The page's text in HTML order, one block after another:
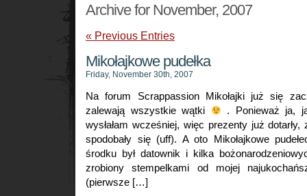
Archive for November, 2007
« Previous Entries
Mikołajkowe pudełka
Friday, November 30th, 2007
Na forum Scrappassion Mikołajki już się
zalewają wszystkie wątki
. Ponieważ ja,
wysłałam wcześniej, więc prezenty już dotarły,
spodobały się (uff). A oto Mikołajkowe
środku był datownik i kilka
zrobiony stempelkami od mojej
(pierwsze […]